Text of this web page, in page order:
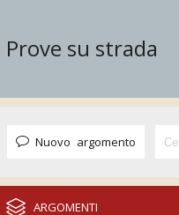
Prove su strada
Nuovo argomento
ARGOMENTI